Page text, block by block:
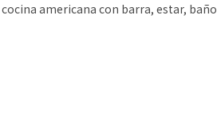
americana con barra, estar, baño